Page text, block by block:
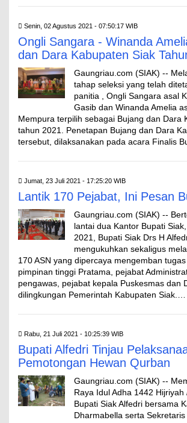
Senin, 02 Agustus 2021 - 07:50:17 WIB
Ongli Sangara - Winanda
dan Dara Kabupaten Siak
Gaungriau.com (SIAK) --
tahap seleksi yang telah
panitia , Ongli Sangara asal
Gasib dan Winanda Amelia
Mempura terpilih sebagai Bujang dan Dara
tahun 2021. Penetapan Bujang dan Dara
tersebut, dilaksanakan pada acara Finalis
Jumat, 23 Juli 2021 - 17:25:20 WIB
Lantik 170 Pejabat, Ini Pesan
Gaungriau.com (SIAK) --
lantai dua Kantor Bupati
2021, Bupati Siak Drs H
mengukuhkan sekaligus
170 ASN yang dipercaya mengemban
pimpinan tinggi Pratama, pejabat
pengawas, pejabat kepala Puskesmas dan
dilingkungan Pemerintah Kabupaten Siak.…
Rabu, 21 Juli 2021 - 10:25:39 WIB
Bupati Alfedri Tinjau
Pemotongan Hewan Qurban
Gaungriau.com (SIAK) --
Raya Idul Adha 1442 Hijriyah
Bupati Siak Alfedri bersama
Dharmabella serta